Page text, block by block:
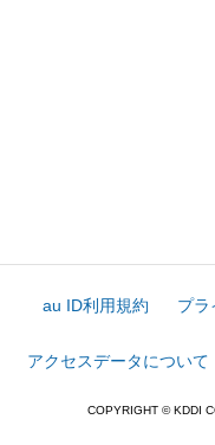
au ID利用規約 プラ
アクセスデータについて
COPYRIGHT © KDDI